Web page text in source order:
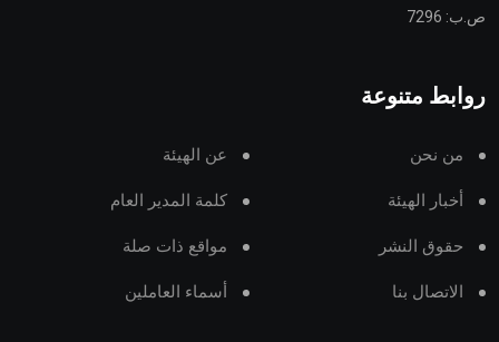
ص.ب: 7296
روابط متنوعة
من نحن عن الهيئة
أخبار الهيئة كلمة المدير العام
حقوق النشر مواقع ذات صلة
الاتصال بنا أسماء العاملين